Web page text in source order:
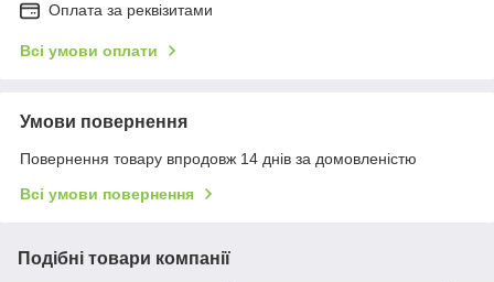
Оплата за реквізитами
Всі умови оплати
Умови повернення
Повернення товару впродовж 14 днів за домовленістю
Всі умови повернення
Подібні товари компанії